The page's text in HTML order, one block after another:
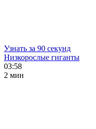
Узнать за 90 секунд
Низкорослые гиганты
03:58
2 мин